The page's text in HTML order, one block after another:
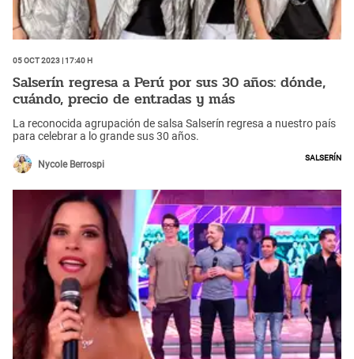
05 Oct 2023 | 17:40 h
Salserín regresa a Perú por sus 30 años: dónde,
cuándo, precio de entradas y más
La reconocida agrupación de salsa Salserín regresa a nuestro país
para celebrar a lo grande sus 30 años.
Nycole Berrospi
Salserín